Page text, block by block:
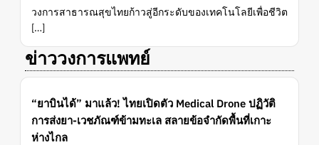
วงการสาธารณสุขไทยก้าวสู่อีกระดับของเทคโนโลยีเพื่อชีวิต
[…]
ข่าววงการแพทย์
“ยาบินได้” มาแล้ว! ไทยเปิดตัว Medical Drone ปฏิวัติ
การส่งยา-เวชภัณฑ์ข้ามทะเล สลายข้อจำกัดพื้นที่เกาะ
ห่างไกล